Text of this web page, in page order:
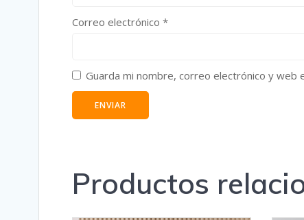
Correo electrónico *
Guarda mi nombre, correo electrónico y web
Productos